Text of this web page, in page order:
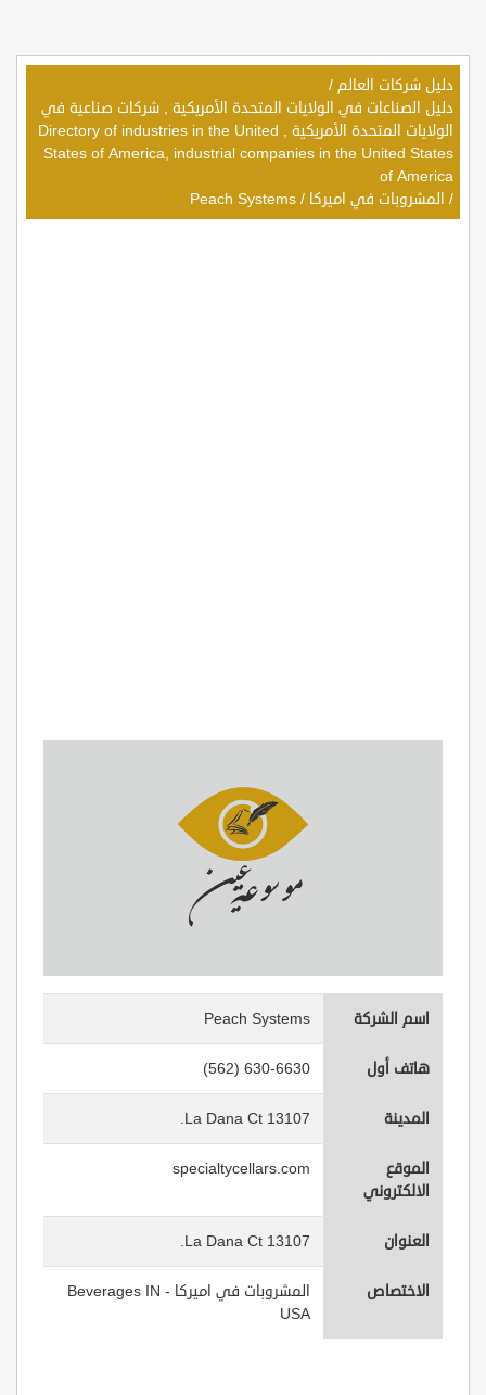
دليل شركات العالم /
دليل الصناعات في الولايات المتحدة الأمريكية , شركات صناعية في
الولايات المتحدة الأمريكية , Directory of industries in the United
States of America, industrial companies in the United States
of America
/ المشروبات في اميركا /
Peach Systems
اسم الشركة Peach Systems
هاتف أول (562) 630-6630
المدينة 13107 La Dana Ct.
الموقع
الالكتروني
specialtycellars.com
العنوان 13107 La Dana Ct.
الاختصاص
المشروبات في اميركا - Beverages IN
USA